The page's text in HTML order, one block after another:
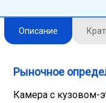
Описание
Рыночное
Камера с кузовом-